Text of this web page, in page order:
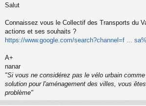
e
s
g
e
o
n
l
u
Salut
Connaissez vous le Collectif des Transports du
actions et ses souhaits ?
https://www.google.com/search?channel=f ...
A+
nanar
"Si vous ne considérez pas le vélo urbain
solution pour l'aménagement des villes, vous
problème"